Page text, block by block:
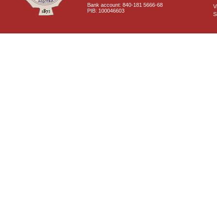
Bank account: 840-181 5666-68
PIB: 100046603